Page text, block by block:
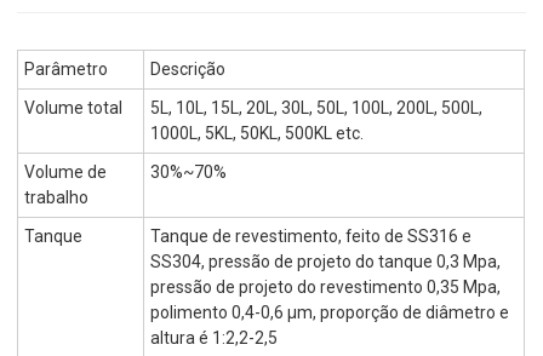
Parâmetro
Descrição
Volume total
5L, 10L, 15L, 20L, 30L, 50L, 100L, 200L, 500L,
1000L, 5KL, 50KL, 500KL etc.
Volume de
trabalho
30%~70%
Tanque
Tanque de revestimento, feito de SS316 e
SS304, pressão de projeto do tanque 0,3 Mpa,
pressão de projeto do revestimento 0,35 Mpa,
polimento 0,4-0,6 µm, proporção de diâmetro e
altura é 1:2,2-2,5